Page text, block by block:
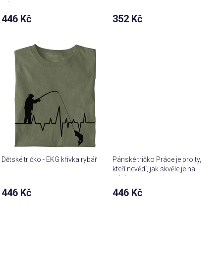
zdarma
446 Kč 352 Kč
Dětské tričko - EKG křivka rybář
446 Kč
Pánské tričko Práce je pro ty,
kteří nevědí, jak skvěle je na
rybách
446 Kč